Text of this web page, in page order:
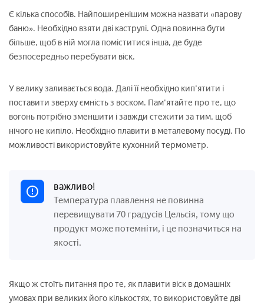
Є кілька способів. Найпоширенішим можна назвати «парову
баню». Необхідно взяти дві каструлі. Одна повинна бути
більше, щоб в ній могла поміститися інша, де буде
безпосередньо перебувати віск.
У велику заливається вода. Далі її необхідно кип'ятити і
поставити зверху ємність з воском. Пам'ятайте про те, що
вогонь потрібно зменшити і завжди стежити за тим, щоб
нічого не кипіло. Необхідно плавити в металевому посуді. По
можливості використовуйте кухонний термометр.
важливо!
Температура плавлення не повинна
перевищувати 70 градусів Цельсія, тому що
продукт може потемніти, і це позначиться на
якості.
Якщо ж стоїть питання про те, як плавити віск в домашніх
умовах при великих його кількостях, то використовуйте дві